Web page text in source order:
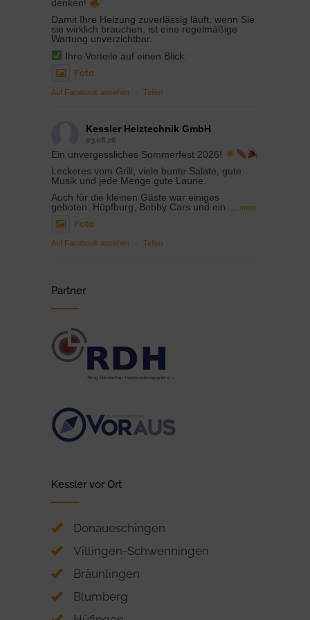
denken!
Damit Ihre Heizung zuverlässig läuft, wenn Sie
sie wirklich brauchen, ist eine regelmäßige
Wartung unverzichtbar.
Ihre Vorteile auf einen Blick:
Foto
Auf Facebook ansehen · Teilen
Kessler Heiztechnik GmbH
03.08.26
Ein unvergessliches Sommerfest 2026!
Leckeres vom Grill, viele bunte Salate, gute
Musik und jede Menge gute Laune.
Auch für die kleinen Gäste war einiges
geboten: Hüpfburg, Bobby Cars und ein
mehr
Foto
Auf Facebook ansehen · Teilen
Partner
Kessler vor Ort
Donaueschingen
Villingen-Schwenningen
Bräunlingen
Blumberg